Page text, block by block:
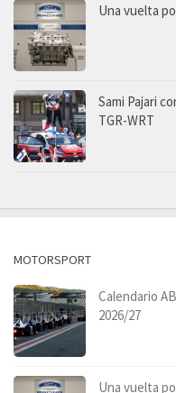
Una vuelta
Sami Pajari
TGR-WRT
MOTORSPORT
Calendario
2026/27
Una vuelta